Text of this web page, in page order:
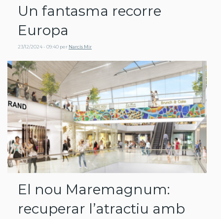
Un fantasma recorre
Europa
23/12/2024 - 09:40 per Narcís Mir
El nou Maremagnum:
recuperar l’atractiu amb